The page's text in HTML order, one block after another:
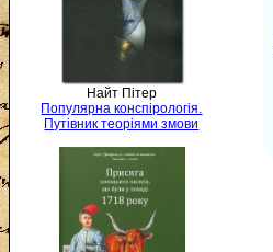
Найт Пітер
Популярна конспірологія.
Путівник теоріями змови